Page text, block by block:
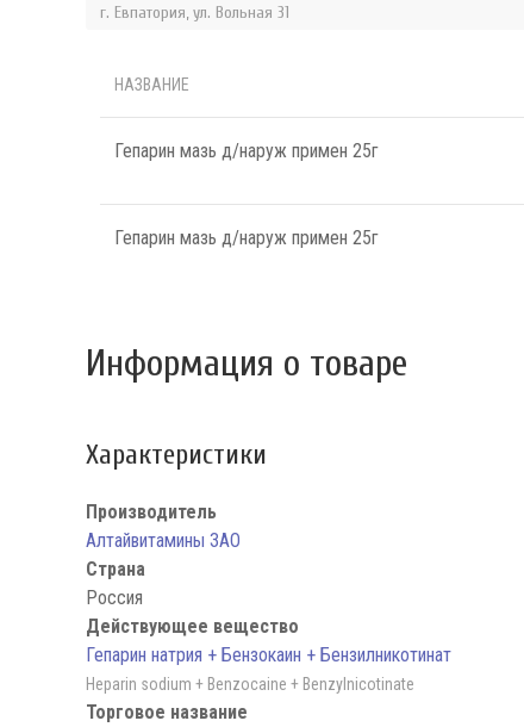
г. Евпатория, ул. Вольная 31
НАЗВАНИЕ
Гепарин мазь д/наруж примен 25г
Гепарин мазь д/наруж примен 25г
Информация о товаре
Характеристики
Производитель
Алтайвитамины ЗАО
Страна
Россия
Действующее вещество
Гепарин натрия + Бензокаин + Бензилникотинат
Heparin sodium + Benzocaine + Benzylnicotinate
Торговое название